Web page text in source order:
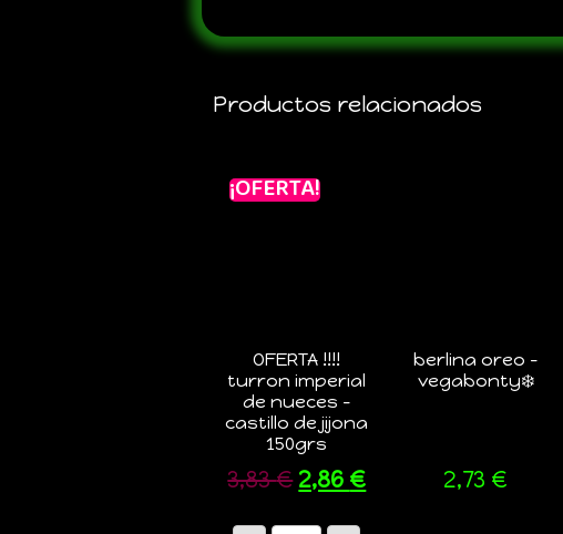
Productos relacionados
¡OFERTA!
OFERTA !!!!
turron imperial
de nueces –
castillo de jijona
150grs
3,83€ 2,86 €
berlina oreo –
vegabonty❄️
2,73 €